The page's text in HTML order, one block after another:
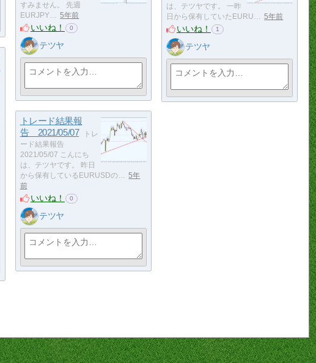
すみません。 先週
EURJPY…
5年前
いいね！ 0
テツヤ
は、テツヤです。 一昨
日から保有していたEURU…
5年前
いいね！ 1
テツヤ
トレード結果報
告 2021/05/07
トレ
ード結果報告
2021/05/07 こんにち
は、テツヤです。 昨日
から保有しているEURUSDの…
5年
前
いいね！ 0
テツヤ